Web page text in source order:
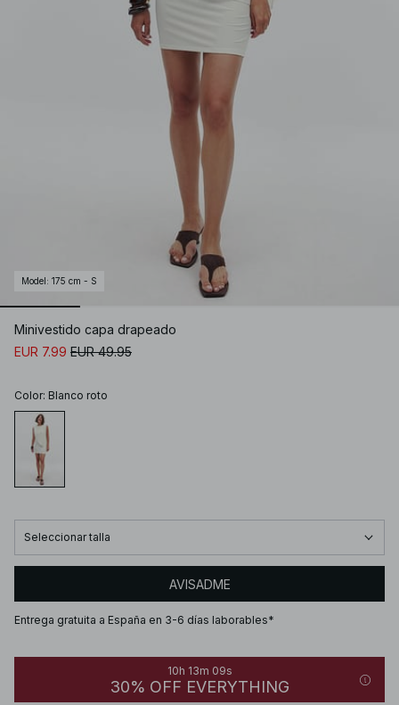
Model : 175 cm - S
Minivestido capa drapeado
EUR 7.99 EUR 49.95
Color: Blanco roto
Seleccionar talla
AVISADME
Entrega gratuita a España en 3-6 días laborables*
10h 13m 09s
30% OFF EVERYTHING